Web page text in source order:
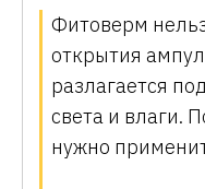
Фитоверм
открытия
разлагается
света и влаги.
нужно